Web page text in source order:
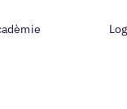
Wolf